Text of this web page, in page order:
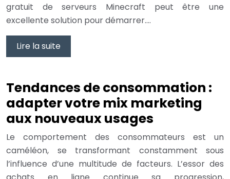
gratuit de serveurs Minecraft peut être une
excellente solution pour démarrer….
Lire la suite
Tendances de consommation :
adapter votre mix marketing
aux nouveaux usages
Le comportement des consommateurs est un
caméléon, se transformant constamment sous
l’influence d’une multitude de facteurs. L’essor des